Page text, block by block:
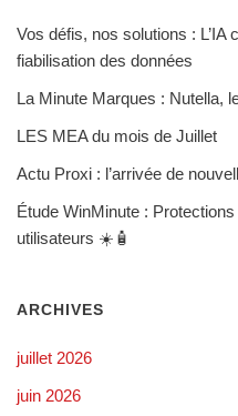
Vos défis, nos solutions :
fiabilisation des données
La Minute Marques : Nutella,
LES MEA du mois de Juillet
Actu Proxi : l’arrivée de
Étude WinMinute :
utilisateurs ☀️🧴
ARCHIVES
juillet 2026
juin 2026